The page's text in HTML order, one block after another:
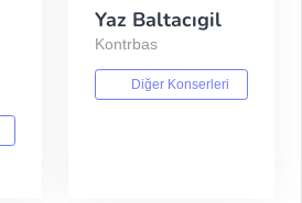
Yaz Baltacıgil
Kontrbas
Diğer Konserleri